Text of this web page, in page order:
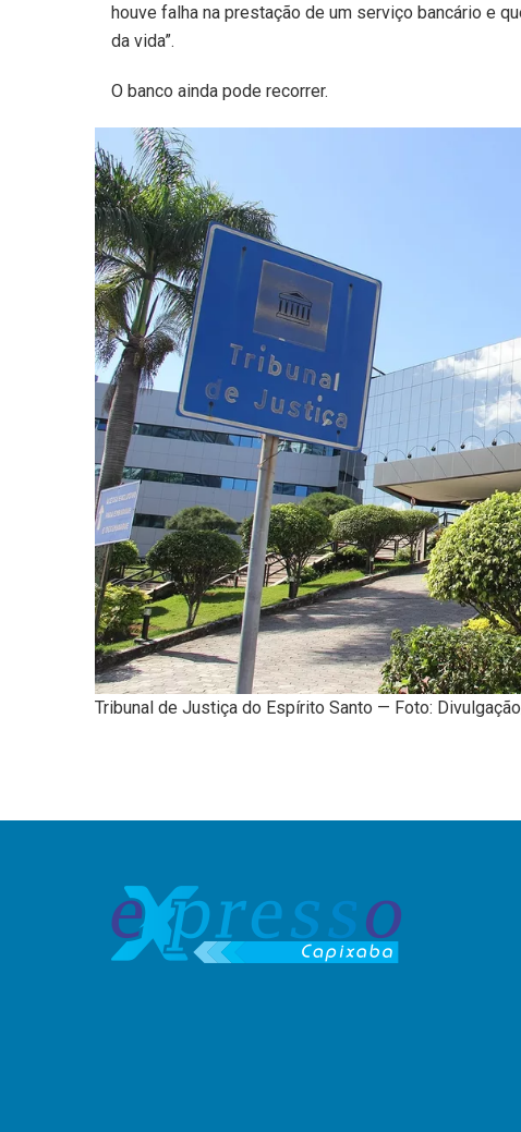
houve falha na prestação de um serviço bancário e
da vida”.
O banco ainda pode recorrer.
Tribunal de Justiça do Espírito Santo — Foto: